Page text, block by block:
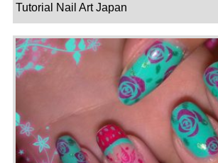
Tutorial Nail Art Japan